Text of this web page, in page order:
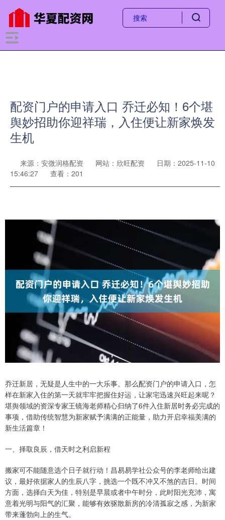
配资门户的申请入口 乔迁必知！6个堪
舆妙招助你迎祥瑞，入住便让新家焕发
生机
来源：安微润格配资 网站：欣旺配资
日期：2025-11-10
15:46:27
查看：201
乔迁新居，无疑是人生中的一大乐事。那么配资门户的申请入口，怎
样在新家入住的第一天就牢牢把握住好运，让家宅迅速兴旺起来呢？
堪舆领域的资深专家王镜海老师精心归纳了6件入住新居时务必完成的
事项，借助传统智慧为新家赋予满满的正能量，助力开启幸福美满的
新生活篇章！
一、择取良辰，借天时之利启新程
搬家可不能随意选个日子就行动！昌易易学社公众号的李老师给出建
议，最好依据家人的生辰八字，挑选一个既不冲又不煞的吉日。时间
方面，选择白天为佳，特别是早晨或者中午时分，此时阳光充沛，寓
意着光明与阳气的汇聚，能够有效驱散新房的冷清孤寂之感，为新家
带来蓬勃向上的生气。